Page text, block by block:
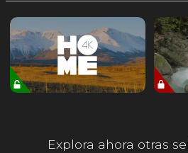
Explora ahora otras